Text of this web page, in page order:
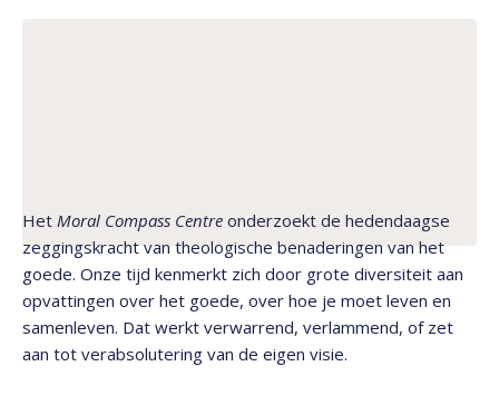
Het Moral Compass Centre onderzoekt de hedendaagse
zeggingskracht van theologische benaderingen van het
goede. Onze tijd kenmerkt zich door grote diversiteit aan
opvattingen over het goede, over hoe je moet leven en
samenleven. Dat werkt verwarrend, verlammend, of zet
aan tot verabsolutering van de eigen visie.